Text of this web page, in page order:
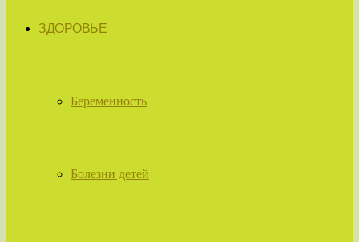
ЗДОРОВЬЕ
Беременность
Болезни детей